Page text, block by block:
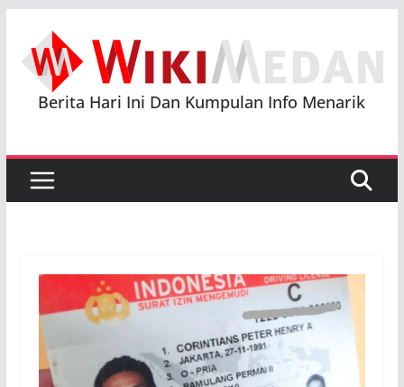
content
Berita Hari Ini Dan Kumpulan Info Menarik